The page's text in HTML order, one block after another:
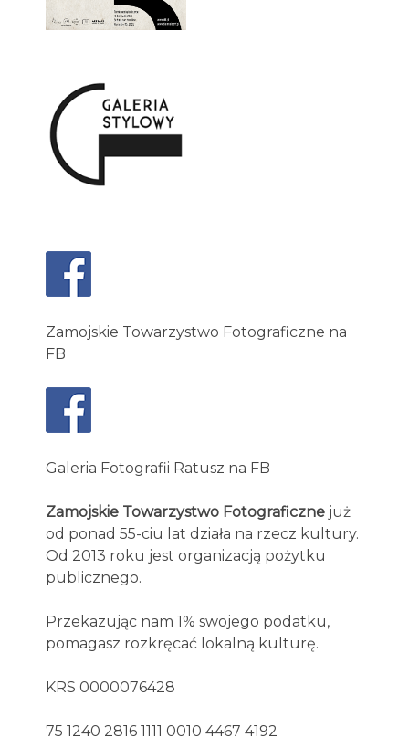
Zamojskie Towarzystwo Fotograficzne na
FB
Galeria Fotografii Ratusz na FB
Zamojskie Towarzystwo Fotograficzne już
od ponad 55-ciu lat działa na rzecz kultury.
Od 2013 roku jest organizacją pożytku
publicznego.
Przekazując nam 1% swojego podatku,
pomagasz rozkręcać lokalną kulturę.
KRS 0000076428
75 1240 2816 1111 0010 4467 4192